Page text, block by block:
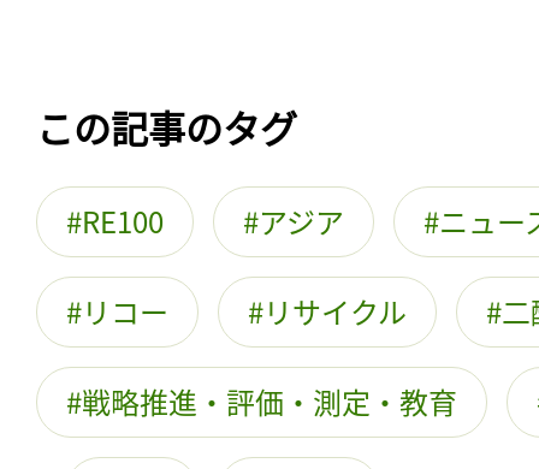
この記事のタグ
RE100 アジア ニュー
リコー リサイクル
戦略推進・評価・測定・教育